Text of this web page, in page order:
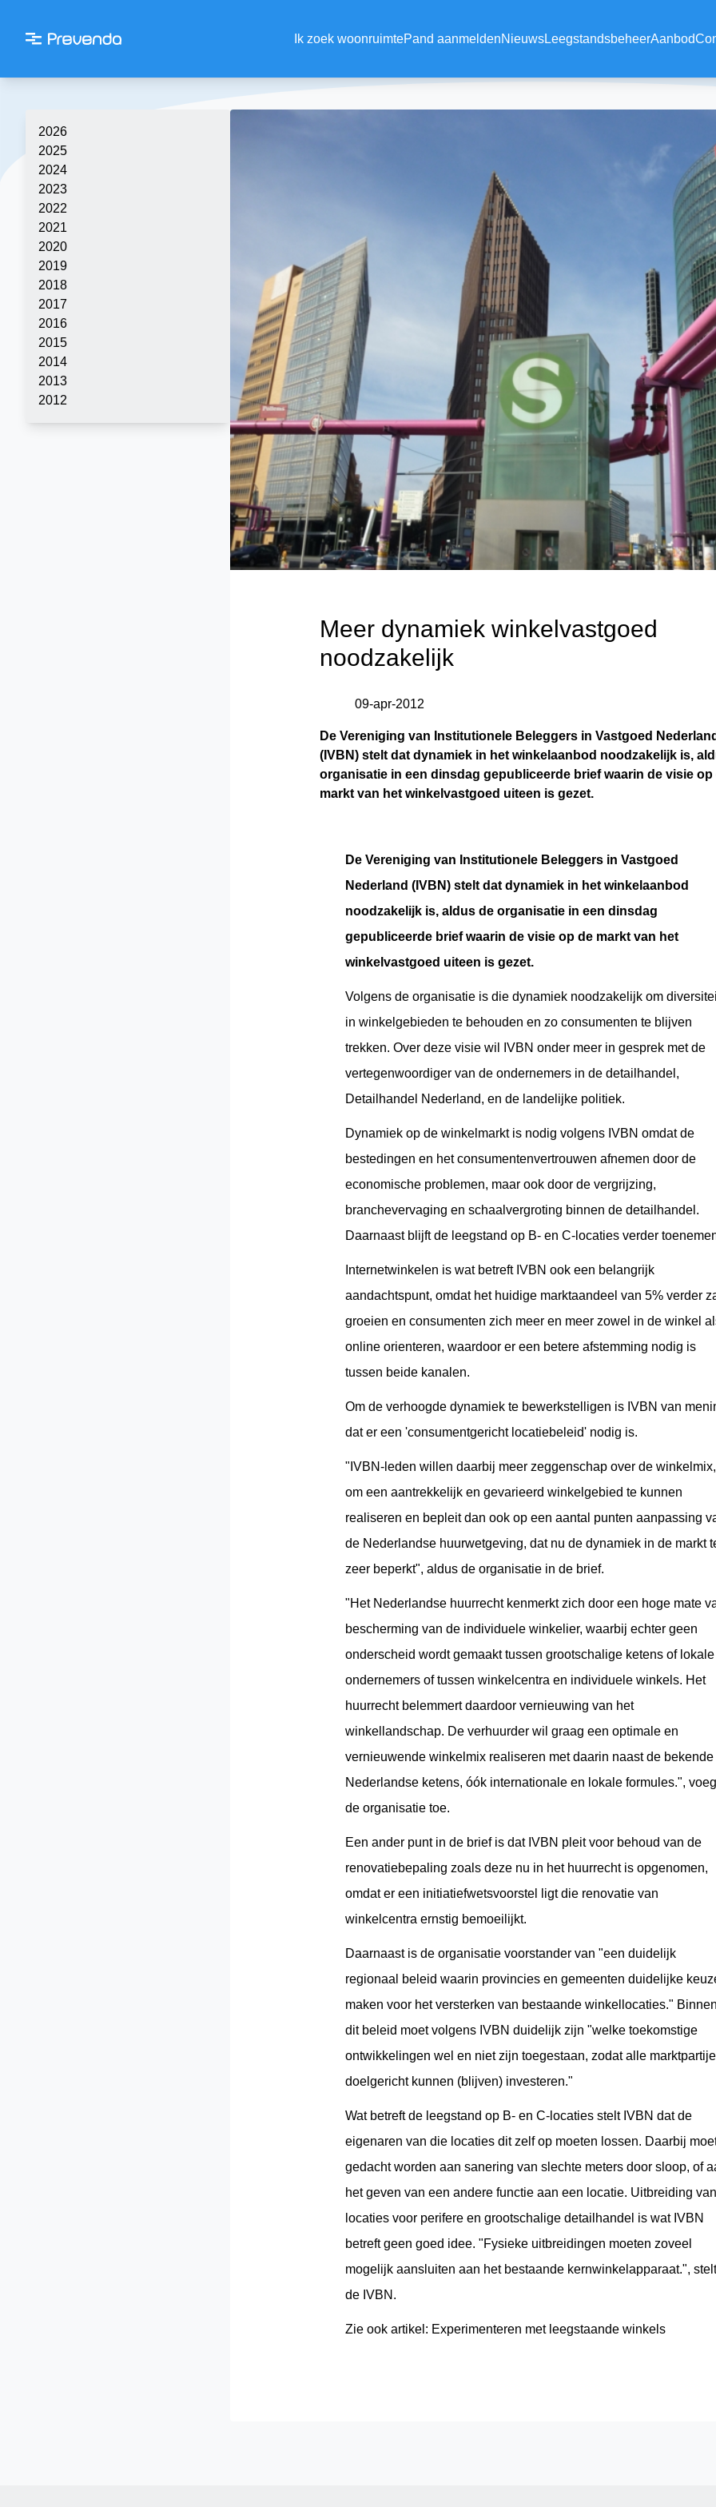
Ik zoek woonruimtePand aanmeldenNieuwsLeegstandsbeheerAanbod
2026
2025
2024
2023
2022
2021
2020
2019
2018
2017
2016
2015
2014
2013
2012
Meer dynamiek winkelvastgoed
noodzakelijk
09-apr-2012
De Vereniging van Institutionele Beleggers in Vastgoed Nederland
(IVBN) stelt dat dynamiek in het winkelaanbod noodzakelijk is,
organisatie in een dinsdag gepubliceerde brief waarin de visie op
markt van het winkelvastgoed uiteen is gezet.
De Vereniging van Institutionele Beleggers in Vastgoed
Nederland (IVBN) stelt dat dynamiek in het winkelaanbod
noodzakelijk is, aldus de organisatie in een dinsdag
gepubliceerde brief waarin de visie op de markt van het
winkelvastgoed uiteen is gezet.
Volgens de organisatie is die dynamiek noodzakelijk om
in winkelgebieden te behouden en zo consumenten te blijven
trekken. Over deze visie wil IVBN onder meer in gesprek met de
vertegenwoordiger van de ondernemers in de detailhandel,
Detailhandel Nederland, en de landelijke politiek.
Dynamiek op de winkelmarkt is nodig volgens IVBN omdat de
bestedingen en het consumentenvertrouwen afnemen door de
economische problemen, maar ook door de vergrijzing,
branchevervaging en schaalvergroting binnen de detailhandel.
Daarnaast blijft de leegstand op B- en C-locaties verder
Internetwinkelen is wat betreft IVBN ook een belangrijk
aandachtspunt, omdat het huidige marktaandeel van 5% verder
groeien en consumenten zich meer en meer zowel in de winkel
online orienteren, waardoor er een betere afstemming nodig is
tussen beide kanalen.
Om de verhoogde dynamiek te bewerkstelligen is IVBN van
dat er een 'consumentgericht locatiebeleid' nodig is.
"IVBN-leden willen daarbij meer zeggenschap over de winkelmix,
om een aantrekkelijk en gevarieerd winkelgebied te kunnen
realiseren en bepleit dan ook op een aantal punten aanpassing
de Nederlandse huurwetgeving, dat nu de dynamiek in de markt
zeer beperkt", aldus de organisatie in de brief.
"Het Nederlandse huurrecht kenmerkt zich door een hoge mate
bescherming van de individuele winkelier, waarbij echter geen
onderscheid wordt gemaakt tussen grootschalige ketens of lokale
ondernemers of tussen winkelcentra en individuele winkels. Het
huurrecht belemmert daardoor vernieuwing van het
winkellandschap. De verhuurder wil graag een optimale en
vernieuwende winkelmix realiseren met daarin naast de bekende
Nederlandse ketens, óók internationale en lokale formules.",
de organisatie toe.
Een ander punt in de brief is dat IVBN pleit voor behoud van de
renovatiebepaling zoals deze nu in het huurrecht is opgenomen,
omdat er een initiatiefwetsvoorstel ligt die renovatie van
winkelcentra ernstig bemoeilijkt.
Daarnaast is de organisatie voorstander van "een duidelijk
regionaal beleid waarin provincies en gemeenten duidelijke
maken voor het versterken van bestaande winkellocaties." Binnen
dit beleid moet volgens IVBN duidelijk zijn "welke toekomstige
ontwikkelingen wel en niet zijn toegestaan, zodat alle
doelgericht kunnen (blijven) investeren."
Wat betreft de leegstand op B- en C-locaties stelt IVBN dat de
eigenaren van die locaties dit zelf op moeten lossen. Daarbij
gedacht worden aan sanering van slechte meters door sloop, of
het geven van een andere functie aan een locatie. Uitbreiding van
locaties voor perifere en grootschalige detailhandel is wat IVBN
betreft geen goed idee. "Fysieke uitbreidingen moeten zoveel
mogelijk aansluiten aan het bestaande kernwinkelapparaat.", stelt
de IVBN.
Zie ook artikel: Experimenteren met leegstaande winkels